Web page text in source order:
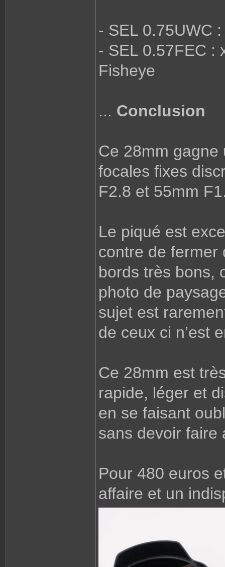
- SEL 0.75UWC
- SEL 0.57FEC :
Fisheye
... Conclusion
Ce 28mm gagne
focales fixes
F2.8 et 55mm
Le piqué est
contre de fermer
bords très bons,
photo de
sujet est
de ceux ci n’est
Ce 28mm est
rapide, léger et
en se faisant
sans devoir faire
Pour 480 euros
affaire et un